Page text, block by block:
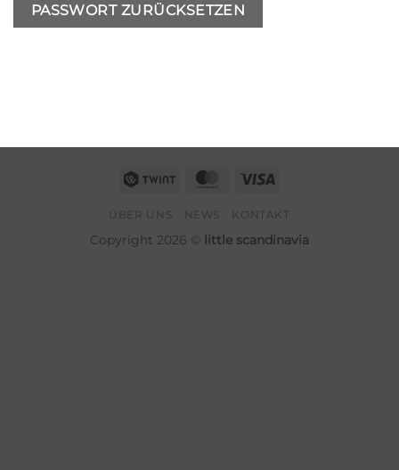
PASSWORT ZURÜCKSETZEN
Twint MasterCard
Visa
ÜBER UNS NEWS KONTAKT
Copyright 2026 © little scandinavia